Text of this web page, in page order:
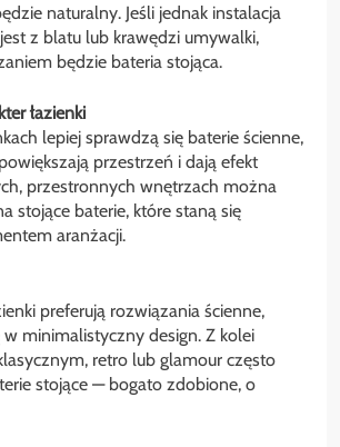
naturalny. Jeśli jednak instalacja
z blatu lub krawędzi umywalki,
będzie bateria stojąca.
łazienki
lepiej sprawdzą się baterie ścienne,
przestrzeń i dają efekt
przestronnych wnętrzach można
stojące baterie, które staną się
aranżacji.
preferują rozwiązania ścienne,
w minimalistyczny design. Z kolei
retro lub glamour często
stojące — bogato zdobione, o